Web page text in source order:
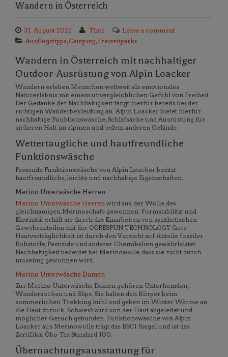
Wandern in Österreich
31. August 2022 Thor
Leave a comment
Ausflugstipps, Camping, Freizeitparks
Wandern in Österreich mit nachhaltiger
Outdoor-Ausrüstung von Alpin Loacker
Wandern erleben Menschen weltweit als emotionales
Naturerlebnis mit einem unvergleichlichen Gefühl von Freiheit.
Der Gedanke der Nachhaltigkeit fängt hierfür bereits bei der
richtigen Wanderbekleidung an. Alpin Loacker bietet hierfür
nachhaltige Funktionswäsche, Schlafsäcke und Ausrüstung für
sicheren Halt im alpinen und jedem anderen Gelände.
Wettertaugliche und hautfreundliche
Funktionswäsche
Passende Funktionswäsche von Alpin Loacker besitzt
hautfreundliche, leichte und nachhaltige Eigenschaften:
Merino Unterwäsche Herren
Merino Unterwäsche Herren wird aus der Wolle des
gleichnamigen Merinoschafs gewonnen. Formstabilität und
Elastizität erhält sie durch das Einarbeiten von synthetischen
Gewebeanteilen mit der CORESPUN TECHNOLOGY. Gute
Hautverträglichkeit ist durch den Verzicht auf Anteile fossiler
Rohstoffe, Pestizide und anderer Chemikalien gewährleistet.
Nachhaltigkeit bedeutet bei Merinowolle, dass sie nicht durch
museling gewonnen wird.
Merino Unterwäsche Damen
Zur Merino Unterwäsche Damen gehören Unterhemden,
Wandersocken und Slips. Sie halten den Körper beim
sommerlichen Trekking kühl und geben im Winter Wärme an
die Haut zurück. Schweiß wird von der Haut abgeleitet und
möglicher Geruch gebunden. Funktionswäsche von Alpin
Loacker aus Merinowolle trägt das BSCI Siegel und ist das
Zertifikat Öko-Tex Standard 100.
Übernachtungsausstattung für